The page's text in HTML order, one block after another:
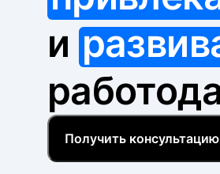
и
Получить консультацию